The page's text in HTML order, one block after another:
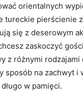
orientalnych
tureckie pierścienie
się z ​deserowym
⁢zaskoczyć
z różnymi rodzajami
sposób na zachwyt i
w pamięci.